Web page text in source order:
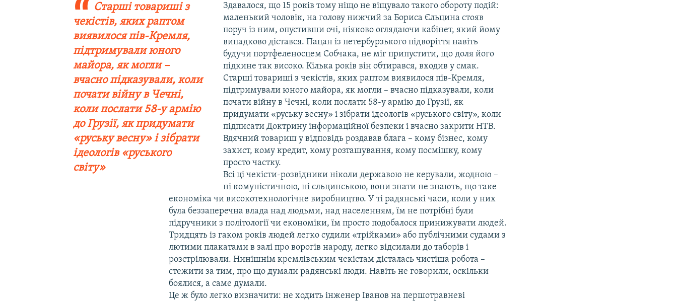
Старші товариші з
чекістів, яких раптом
виявилося пів-Кремля,
підтримували юного
майора, як могли –
вчасно підказували, коли
почати війну в Чечні,
коли послати 58-у армію
до Грузії, як придумати
«руську весну» і зібрати
ідеологів «руського
світу»
​Здавалося, що 15 років тому ніщо не віщувало такого обороту подій:
маленький чоловік, на голову нижчий за Бориса Єльцина стояв
поруч із ним, опустивши очі, ніяково оглядаючи кабінет, який йому
випадково дістався. Пацан із петербурзького підворіття навіть
будучи портфеленосцем Собчака, не міг припустити, що доля його
підкине так високо. Кілька років він обтирався, входив у смак.
Старші товариші з чекістів, яких раптом виявилося пів-Кремля,
підтримували юного майора, як могли – вчасно підказували, коли
почати війну в Чечні, коли послати 58-у армію до Грузії, як
придумати «руську весну» і зібрати ідеологів «руського світу», коли
підписати Доктрину інформаційної безпеки і вчасно закрити НТВ.
Вдячний товариш у відповідь роздавав блага – кому бізнес, кому
захист, кому кредит, кому розташування, кому посмішку, кому
просто частку.
Всі ці чекісти-розвідники ніколи державою не керували, жодною –
ні комуністичною, ні єльцинською, вони знати не знають, що таке
економіка чи високотехнологічне виробництво. У ті радянські часи, коли у них
була беззаперечна влада над людьми, над населенням, їм не потрібні були
підручники з політології чи економіки, їм просто подобалося принижувати людей.
Тридцять із гаком років людей легко судили «трійками» або публічними судами з
лютими плакатами в залі про ворогів народу, легко відсилали до таборів і
розстрілювали. Нинішнім кремлівським чекістам дісталась чистіша робота –
стежити за тим, про що думали радянські люди. Навіть не говорили, оскільки
боялися, а саме думали.
Це ж було легко визначити: не ходить інженер Іванов на першотравневі